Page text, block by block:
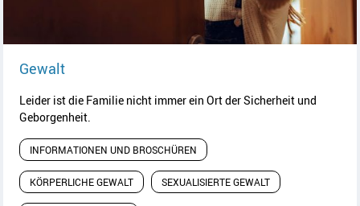
GewaltArtikel lesen
Leider ist die Familie nicht immer ein Ort der Sicherheit und
Geborgenheit.
INFORMATIONEN UND BROSCHÜREN
KÖRPERLICHE GEWALT SEXUALISIERTE GEWALT